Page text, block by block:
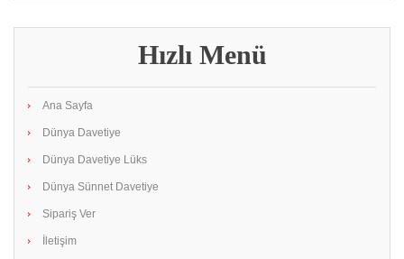
Hızlı Menü
Ana Sayfa
Dünya Davetiye
Dünya Davetiye Lüks
Dünya Sünnet Davetiye
Sipariş Ver
İletişim